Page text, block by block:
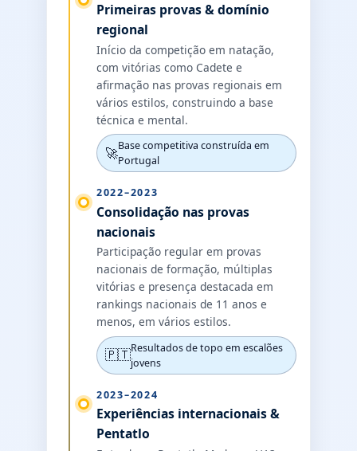
Primeiras provas & domínio
regional
Início da competição em natação,
com vitórias como Cadete e
afirmação nas provas regionais em
vários estilos, construindo a base
técnica e mental.
🚀Base competitiva construída em
Portugal
2022–2023
Consolidação nas provas
nacionais
Participação regular em provas
nacionais de formação, múltiplas
vitórias e presença destacada em
rankings nacionais de 11 anos e
menos, em vários estilos.
🇵🇹Resultados de topo em escalões
jovens
2023–2024
Experiências internacionais &
Pentatlo